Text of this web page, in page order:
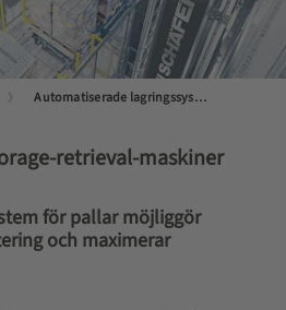
Automatiserade lagringssystem för pallar
retrieval-maskiner
för pallar möjliggör
och maximerar